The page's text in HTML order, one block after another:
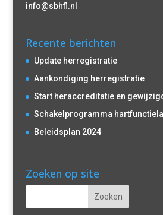
info@sbhfl.nl
Recente berichten
Update herregistratie
Aankondiging herregistratie
Start heraccreditatie en
Schakelprogramma
Beleidsplan 2024
Zoeken op site